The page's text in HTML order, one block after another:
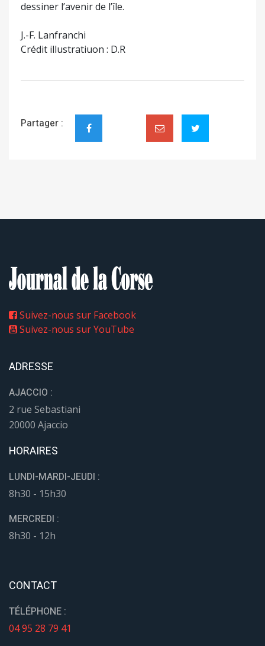
dessiner l’avenir de l’île.
J.-F. Lanfranchi
Crédit illustratiuon : D.R
Partager :
Suivez-nous sur Facebook
Suivez-nous sur YouTube
ADRESSE
AJACCIO :
2 rue Sebastiani
20000 Ajaccio
HORAIRES
LUNDI-MARDI-JEUDI :
8h30 - 15h30
MERCREDI :
8h30 - 12h
CONTACT
TÉLÉPHONE :
04 95 28 79 41